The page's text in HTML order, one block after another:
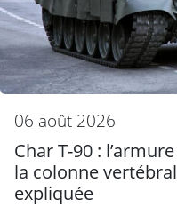
06 août 2026
Char T-90 :
la colonne
expliquée